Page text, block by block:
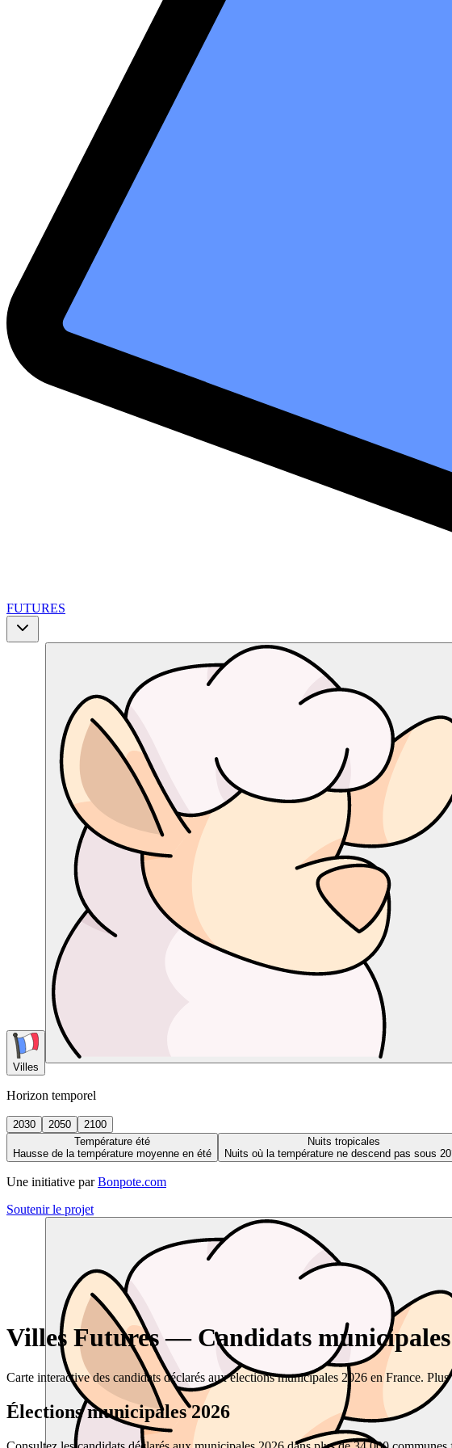
FUTURES
Villes
Horizon temporel
2030 2050
2100
Température été
Hausse de la température moyenne en été
Nuits tropicales
Nuits où la température ne descend pas sous
Une initiative par Bonpote.com
Soutenir le projet
Villes Futures — Candidats
Carte interactive des candidats déclarés aux élections municipales 2026 en France.
Élections municipales 2026